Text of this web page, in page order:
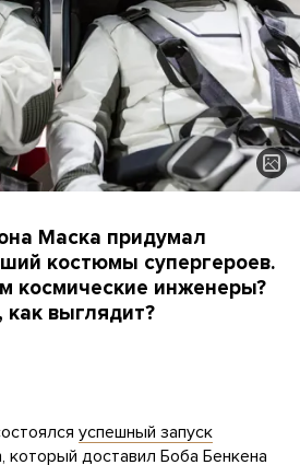
Маска придумал
костюмы супергероев.
космические инженеры?
выглядит?
успешный запуск
который доставил Боба Бенкена